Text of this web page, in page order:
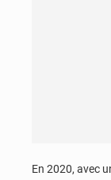
En 2020, avec